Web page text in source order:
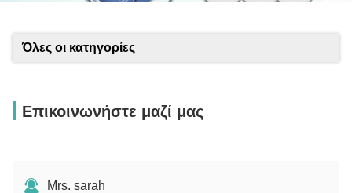
Όλες οι κατηγορίες
Επικοινωνήστε μαζί μας
Mrs. sarah